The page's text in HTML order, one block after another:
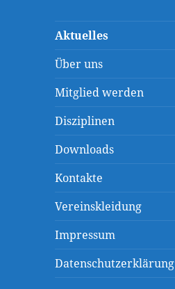
Aktuelles
Über uns
Mitglied werden
Disziplinen
Downloads
Kontakte
Vereinskleidung
Impressum
Datenschutzerklärung